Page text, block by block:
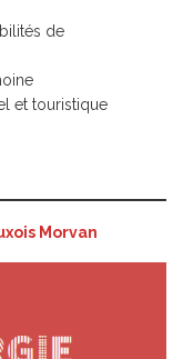
de
et touristique
Morvan